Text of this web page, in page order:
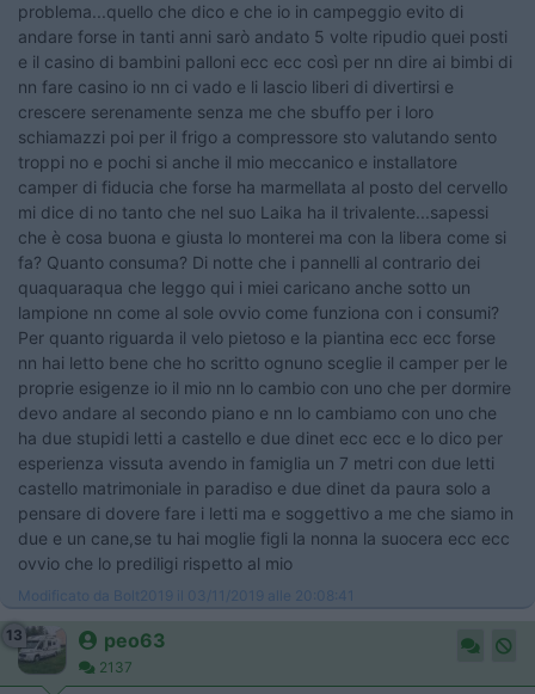
problema...quello che dico e che io in campeggio evito di
andare forse in tanti anni sarò andato 5 volte ripudio quei posti
e il casino di bambini palloni ecc ecc così per nn dire ai bimbi di
nn fare casino io nn ci vado e li lascio liberi di divertirsi e
crescere serenamente senza me che sbuffo per i loro
schiamazzi poi per il frigo a compressore sto valutando sento
troppi no e pochi si anche il mio meccanico e installatore
camper di fiducia che forse ha marmellata al posto del cervello
mi dice di no tanto che nel suo Laika ha il trivalente...sapessi
che è cosa buona e giusta lo monterei ma con la libera come si
fa? Quanto consuma? Di notte che i pannelli al contrario dei
quaquaraqua che leggo qui i miei caricano anche sotto un
lampione nn come al sole ovvio come funziona con i consumi?
Per quanto riguarda il velo pietoso e la piantina ecc ecc forse
nn hai letto bene che ho scritto ognuno sceglie il camper per le
proprie esigenze io il mio nn lo cambio con uno che per dormire
devo andare al secondo piano e nn lo cambiamo con uno che
ha due stupidi letti a castello e due dinet ecc ecc e lo dico per
esperienza vissuta avendo in famiglia un 7 metri con due letti
castello matrimoniale in paradiso e due dinet da paura solo a
pensare di dovere fare i letti ma e soggettivo a me che siamo in
due e un cane,se tu hai moglie figli la nonna la suocera ecc ecc
ovvio che lo prediligi rispetto al mio
Modificato da Bolt2019 il 03/11/2019 alle 20:08:41
13 peo63
2137